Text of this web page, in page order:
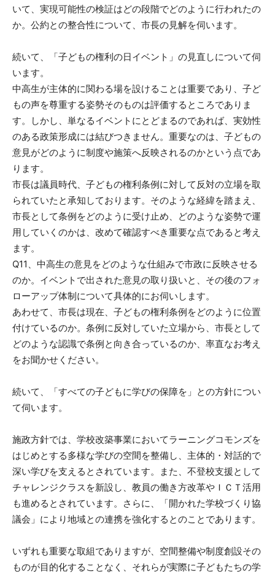
いて、実現可能性の検証はどの段階でどのように行われたの
か。公約との整合性について、市長の見解を伺います。
続いて、「子どもの権利の日イベント」の見直しについて伺
います。
中高生が主体的に関わる場を設けることは重要であり、子ど
もの声を尊重する姿勢そのものは評価するところでありま
す。しかし、単なるイベントにとどまるのであれば、実効性
のある政策形成には結びつきません。重要なのは、子どもの
意見がどのように制度や施策へ反映されるのかという点であ
ります。
市長は議員時代、子どもの権利条例に対して反対の立場を取
られていたと承知しております。そのような経緯を踏まえ、
市長として条例をどのように受け止め、どのような姿勢で運
用していくのかは、改めて確認すべき重要な点であると考え
ます。
Q11、中高生の意見をどのような仕組みで市政に反映させる
のか。イベントで出された意見の取り扱いと、その後のフォ
ローアップ体制について具体的にお伺いします。
あわせて、市長は現在、子どもの権利条例をどのように位置
付けているのか。条例に反対していた立場から、市長として
どのような認識で条例と向き合っているのか、率直なお考え
をお聞かせください。
続いて、「すべての子どもに学びの保障を」との方針につい
て伺います。
施政方針では、学校改築事業においてラーニングコモンズを
はじめとする多様な学びの空間を整備し、主体的・対話的で
深い学びを支えるとされています。また、不登校支援として
チャレンジクラスを新設し、教員の働き方改革やＩＣＴ活用
も進めるとされています。さらに、「開かれた学校づくり協
議会」により地域との連携を強化するとのことであります。
いずれも重要な取組でありますが、空間整備や制度創設その
ものが目的化することなく、それらが実際に子どもたちの学